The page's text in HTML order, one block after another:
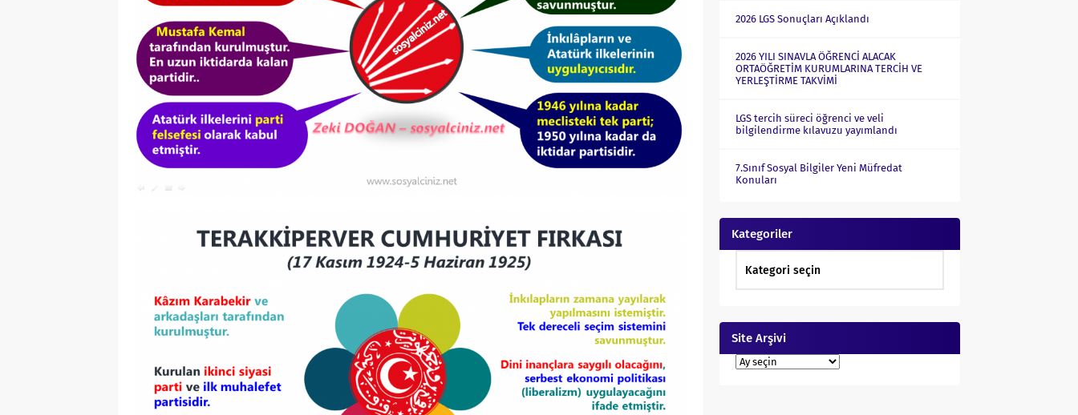
2026 LGS Sonuçları Açıklandı
2026 YILI SINAVLA ÖĞRENCİ ALACAK
ORTAÖĞRETİM KURUMLARINA TERCİH VE
YERLEŞTİRME TAKVİMİ
LGS tercih süreci öğrenci ve veli
bilgilendirme kılavuzu yayımlandı
7.Sınıf Sosyal Bilgiler Yeni Müfredat
Konuları
Kategoriler
Site Arşivi